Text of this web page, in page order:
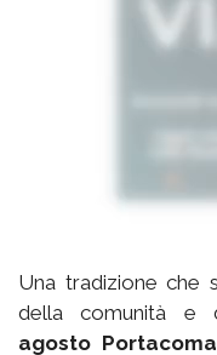
Una tradizione che
della comunità e
agosto